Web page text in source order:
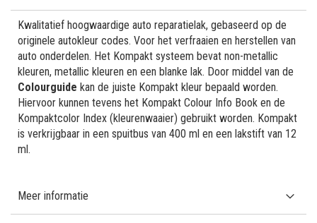
Kwalitatief hoogwaardige auto reparatielak, gebaseerd op de
originele autokleur codes. Voor het verfraaien en herstellen van
auto onderdelen. Het Kompakt systeem bevat non-metallic
kleuren, metallic kleuren en een blanke lak. Door middel van de
Colourguide kan de juiste Kompakt kleur bepaald worden.
Hiervoor kunnen tevens het Kompakt Colour Info Book en de
Kompaktcolor Index (kleurenwaaier) gebruikt worden. Kompakt
is verkrijgbaar in een spuitbus van 400 ml en een lakstift van 12
ml.
Meer informatie